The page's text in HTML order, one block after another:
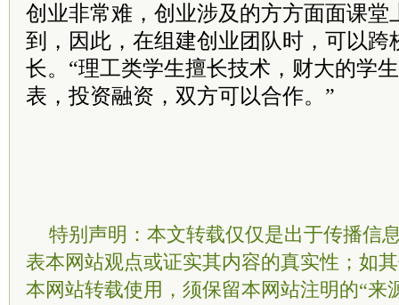
创业非常难，创业涉及的方方面面课堂
到，因此，在组建创业团队时，可以跨
长。“理工类学生擅长技术，财大的学
表，投资融资，双方可以合作。”
特别声明：本文转载仅仅是出于传播信
表本网站观点或证实其内容的真实性；如
本网站转载使用，须保留本网站注明的“来